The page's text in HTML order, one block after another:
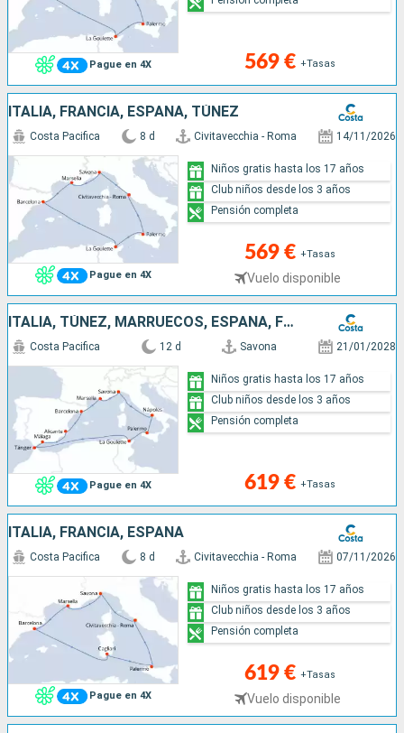
Pague en 4X 569 € +Tasas
ITALIA, FRANCIA, ESPAÑA, TÚNEZ
Pague en 4X
Costa Pacifica 8 d Civitavecchia - Roma 14/11/2026
569 € +Tasas
Vuelo disponible
Niños gratis hasta los 17 años
Club niños desde los 3 años
Pensión completa
ITALIA, TÚNEZ, MARRUECOS, ESPAÑA, FRANCIA
Pague en 4X
Costa Pacifica 12 d Savona 21/01/2028
619 € +Tasas
Niños gratis hasta los 17 años
Club niños desde los 3 años
Pensión completa
ITALIA, FRANCIA, ESPAÑA
Pague en 4X
Costa Pacifica 8 d Civitavecchia - Roma 07/11/2026
619 € +Tasas
Vuelo disponible
Niños gratis hasta los 17 años
Club niños desde los 3 años
Pensión completa